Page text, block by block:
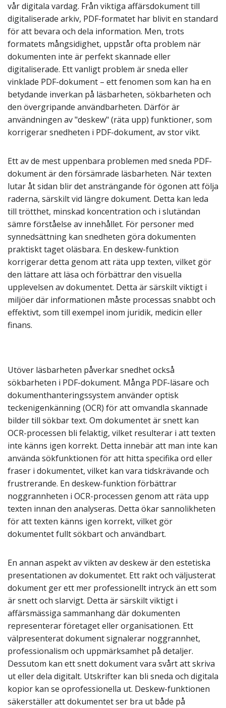
vår digitala vardag. Från viktiga affärsdokument till
digitaliserade arkiv, PDF-formatet har blivit en standard
för att bevara och dela information. Men, trots
formatets mångsidighet, uppstår ofta problem när
dokumenten inte är perfekt skannade eller
digitaliserade. Ett vanligt problem är sneda eller
vinklade PDF-dokument – ett fenomen som kan ha en
betydande inverkan på läsbarheten, sökbarheten och
den övergripande användbarheten. Därför är
användningen av "deskew" (räta upp) funktioner, som
korrigerar snedheten i PDF-dokument, av stor vikt.
Ett av de mest uppenbara problemen med sneda PDF-
dokument är den försämrade läsbarheten. När texten
lutar åt sidan blir det ansträngande för ögonen att följa
raderna, särskilt vid längre dokument. Detta kan leda
till trötthet, minskad koncentration och i slutändan
sämre förståelse av innehållet. För personer med
synnedsättning kan snedheten göra dokumenten
praktiskt taget oläsbara. En deskew-funktion
korrigerar detta genom att räta upp texten, vilket gör
den lättare att läsa och förbättrar den visuella
upplevelsen av dokumentet. Detta är särskilt viktigt i
miljöer där informationen måste processas snabbt och
effektivt, som till exempel inom juridik, medicin eller
finans.
Utöver läsbarheten påverkar snedhet också
sökbarheten i PDF-dokument. Många PDF-läsare och
dokumenthanteringssystem använder optisk
teckenigenkänning (OCR) för att omvandla skannade
bilder till sökbar text. Om dokumentet är snett kan
OCR-processen bli felaktig, vilket resulterar i att texten
inte känns igen korrekt. Detta innebär att man inte kan
använda sökfunktionen för att hitta specifika ord eller
fraser i dokumentet, vilket kan vara tidskrävande och
frustrerande. En deskew-funktion förbättrar
noggrannheten i OCR-processen genom att räta upp
texten innan den analyseras. Detta ökar sannolikheten
för att texten känns igen korrekt, vilket gör
dokumentet fullt sökbart och användbart.
En annan aspekt av vikten av deskew är den estetiska
presentationen av dokumentet. Ett rakt och väljusterat
dokument ger ett mer professionellt intryck än ett som
är snett och slarvigt. Detta är särskilt viktigt i
affärsmässiga sammanhang där dokumenten
representerar företaget eller organisationen. Ett
välpresenterat dokument signalerar noggrannhet,
professionalism och uppmärksamhet på detaljer.
Dessutom kan ett snett dokument vara svårt att skriva
ut eller dela digitalt. Utskrifter kan bli sneda och digitala
kopior kan se oprofessionella ut. Deskew-funktionen
säkerställer att dokumentet ser bra ut både på